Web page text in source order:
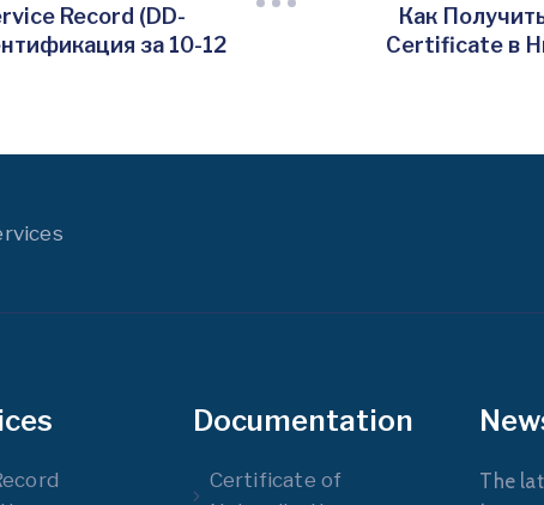
Record (DD-
за 10-12
Как
Certificate в
Documentation
Certificate of
The